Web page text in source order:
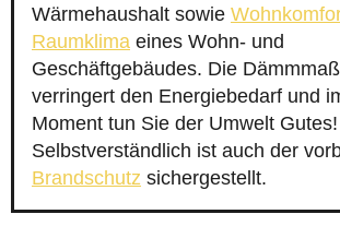
Wärmehaushalt sowie
Raumklima eines Wohn- und
Geschäftgebäudes. Die
verringert den Energiebedarf und
Moment tun Sie der Umwelt Gutes!
Selbstverständlich ist auch der
Brandschutz sichergestellt.